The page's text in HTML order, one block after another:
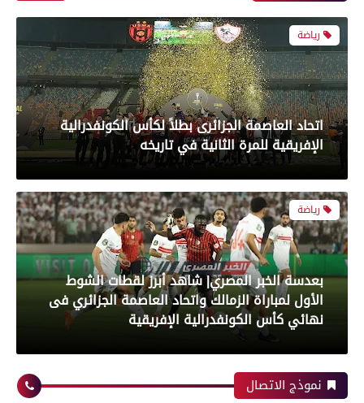
رياضة
بعدسة الخبر المصري| شاهد أبرز لقطات الشوط
الأول لمباراة الزمالك واتحاد العاصمة الجزائري فى
نهائي كأس الكونفدرالية الإفريقية
رياضة
بعدسة الخبر المصري| شاهد أبرز لقطات مباراة زد و
بيراميدز فى نهائى كأس مصر
رياضة
نموذج الاتصال